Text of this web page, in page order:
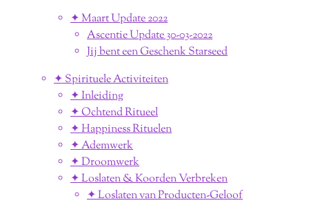
✦ Maart Update 2022
Ascentie Update 30-03-2022
Jij bent een Geschenk Starseed
✦ Spirituele Activiteiten
✦ Inleiding
✦ Ochtend Ritueel
✦ Happiness Rituelen
✦ Ademwerk
✦ Droomwerk
✦ Loslaten & Koorden Verbreken
✦ Loslaten van Producten-Geloof